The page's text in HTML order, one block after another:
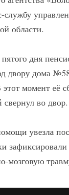
службу
области.
дня
двору дома
момент её
свернул во двор.
увезла
мозговую